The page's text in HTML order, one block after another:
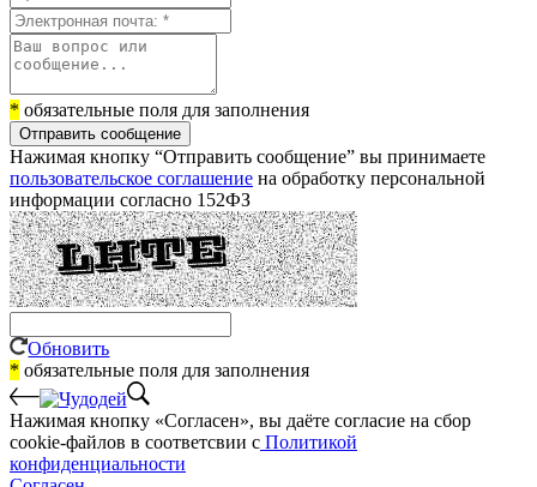
* обязательные поля для заполнения
Отправить сообщение
Нажимая кнопку “Отправить сообщение” вы принимаете
пользовательское соглашение на обработку персональной
информации согласно 152ФЗ
Обновить
* обязательные поля для заполнения
Нажимая кнопку «Согласен», вы даёте cогласие на сбор
cookie-файлов в соответсвии с Политикой
конфиденциальности